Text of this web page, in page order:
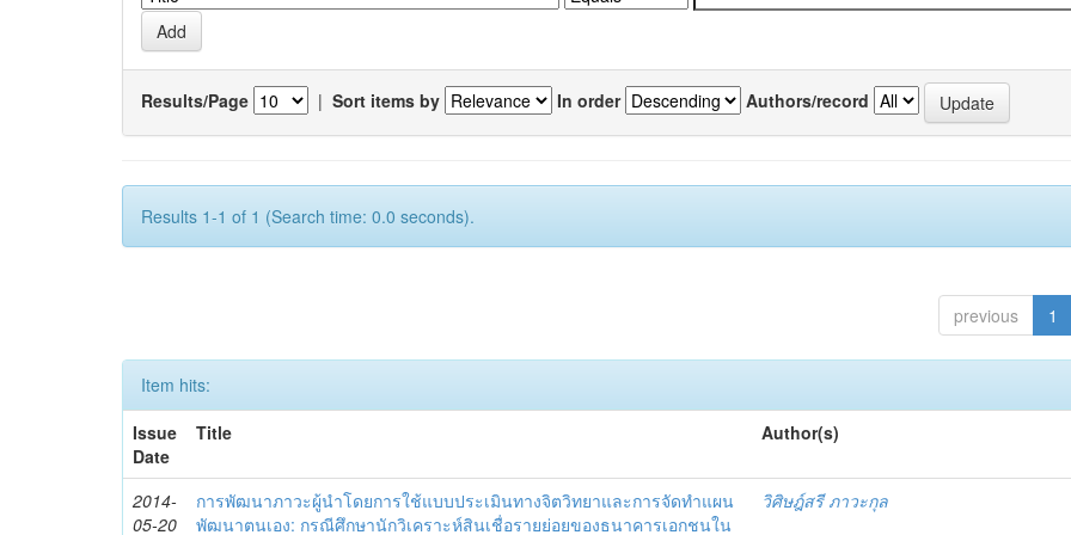
Results/Page | Sort items by In order Authors/record
Results 1-1 of 1 (Search time: 0.0 seconds).
previous 1
Item hits:
Issue
Date
Title Author(s)
2014-
05-20
การพัฒนาภาวะผู้นำโดยการใช้แบบประเมินทางจิตวิทยาและการจัดทำแผน
พัฒนาตนเอง: กรณีศึกษานักวิเคราะห์สินเชื่อรายย่อยของธนาคารเอกชนใน
วิศิษฎ์สรี ภาวะกุล